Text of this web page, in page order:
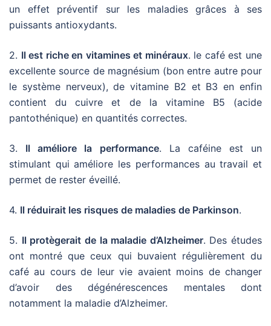
un effet préventif sur les maladies grâces à ses
puissants antioxydants.
2. Il est riche en vitamines et minéraux. le café est une
excellente source de magnésium (bon entre autre pour
le système nerveux), de vitamine B2 et B3 en enfin
contient du cuivre et de la vitamine B5 (acide
pantothénique) en quantités correctes.
3. Il améliore la performance. La caféine est un
stimulant qui améliore les performances au travail et
permet de rester éveillé.
4. Il réduirait les risques de maladies de Parkinson.
5. Il protègerait de la maladie d’Alzheimer. Des études
ont montré que ceux qui buvaient régulièrement du
café au cours de leur vie avaient moins de changer
d’avoir des dégénérescences mentales dont
notamment la maladie d’Alzheimer.